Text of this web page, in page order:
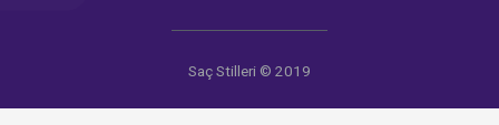
Saç Stilleri © 2019